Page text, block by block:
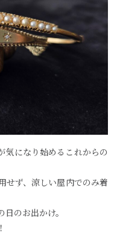
気になり始めるこれからの
せず、涼しい屋内でのみ着
のお出かけ。